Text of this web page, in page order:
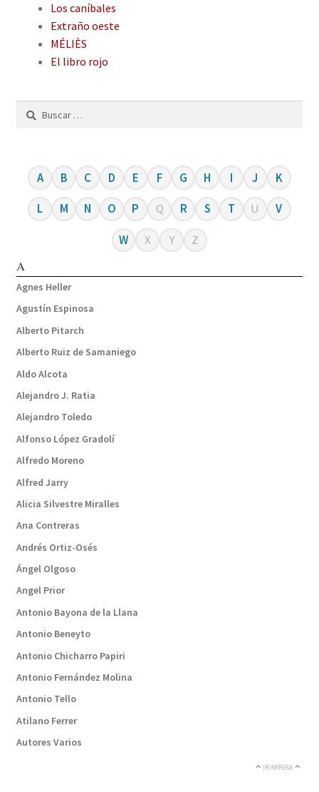
Los caníbales
Extraño oeste
MÉLIÈS
El libro rojo
Buscar:
A B C D E F G H I J
K
L
M N O P Q R S T U
V
W
X Y Z
A
Agnes Heller
Agustín Espinosa
Alberto Pitarch
Alberto Ruiz de Samaniego
Aldo Alcota
Alejandro J. Ratia
Alejandro Toledo
Alfonso López Gradolí
Alfredo Moreno
Alfred Jarry
Alicia Silvestre Miralles
Ana Contreras
Andrés Ortiz-Osés
Ángel Olgoso
Angel Prior
Antonio Bayona de la Llana
Antonio Beneyto
Antonio Chicharro Papiri
Antonio Fernández Molina
Antonio Tello
Atilano Ferrer
Autores Varios
IR ARRIBA